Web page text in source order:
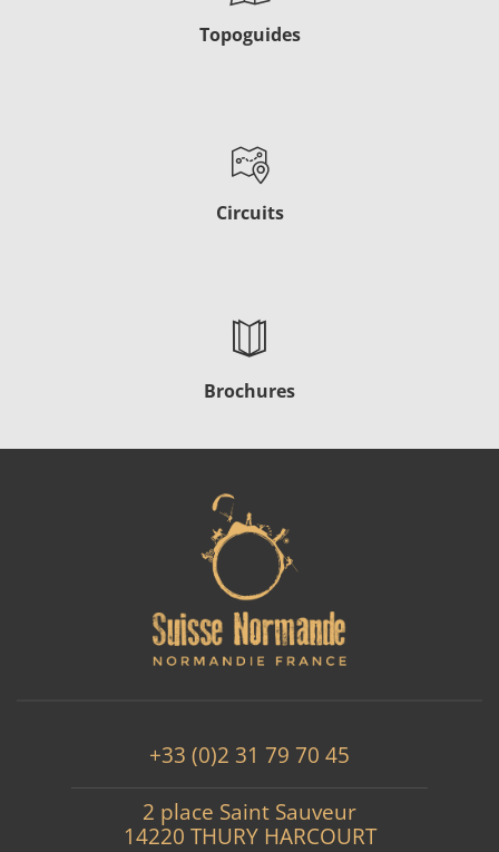
Topoguides
Circuits
Brochures
+33 (0)2 31 79 70 45
2 place Saint Sauveur
14220 THURY HARCOURT